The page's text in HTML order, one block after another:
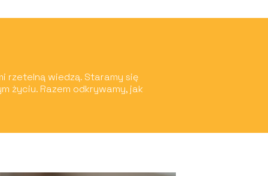
rzetelną wiedzą. Staramy się
życiu. Razem odkrywamy, jak